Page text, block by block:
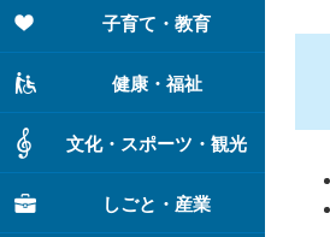
子育て・教育
健康・福祉
文化・スポーツ・観光
しごと・産業